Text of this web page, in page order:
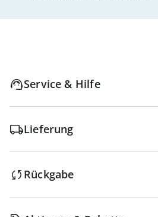
Service & Hilfe
Lieferung
Rückgabe